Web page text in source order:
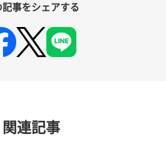
記事をシェアする
関連記事